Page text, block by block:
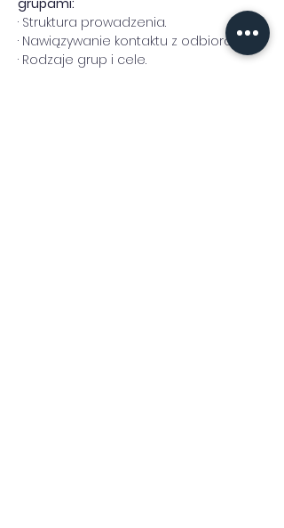
grupami:
· Struktura prowadzenia.
· Nawiązywanie kontaktu z odbiorcą.
· Rodzaje grup i cele.